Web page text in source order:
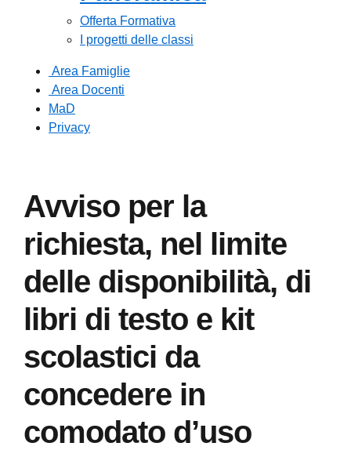
Offerta Formativa
I progetti delle classi
Area Famiglie
Area Docenti
MaD
Privacy
Avviso per la
richiesta, nel limite
delle disponibilità, di
libri di testo e kit
scolastici da
concedere in
comodato d’uso